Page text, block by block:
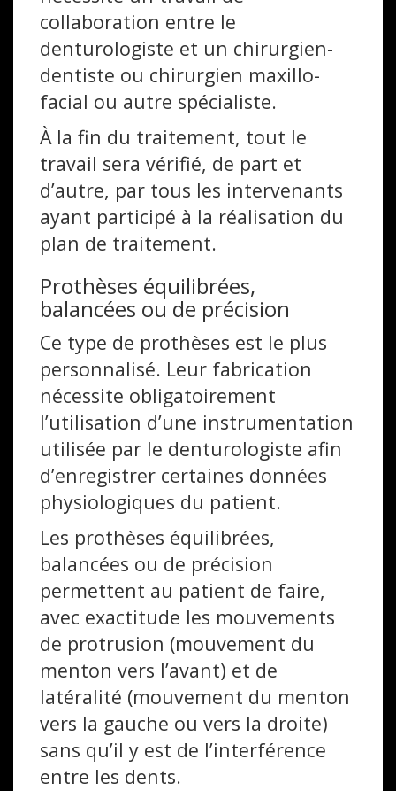
collaboration entre le
denturologiste et un chirurgien-
dentiste ou chirurgien maxillo-
facial ou autre spécialiste.
À la fin du traitement, tout le
travail sera vérifié, de part et
d’autre, par tous les intervenants
ayant participé à la réalisation du
plan de traitement.
Prothèses équilibrées,
balancées ou de précision
Ce type de prothèses est le plus
personnalisé. Leur fabrication
nécessite obligatoirement
l’utilisation d’une instrumentation
utilisée par le denturologiste afin
d’enregistrer certaines données
physiologiques du patient.
Les prothèses équilibrées,
balancées ou de précision
permettent au patient de faire,
avec exactitude les mouvements
de protrusion (mouvement du
menton vers l’avant) et de
latéralité (mouvement du menton
vers la gauche ou vers la droite)
sans qu’il y est de l’interférence
entre les dents.